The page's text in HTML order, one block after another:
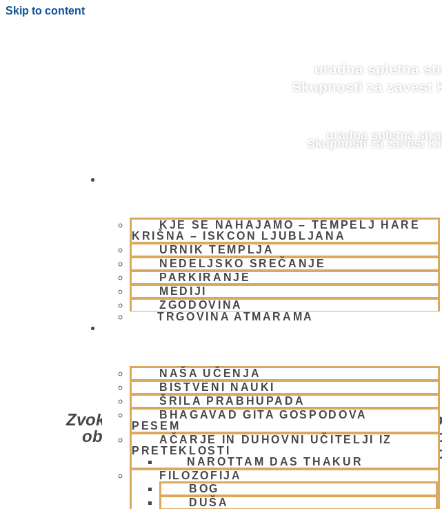
Skip to content
uradna spletna
Skupnosti za zavest
uradna spletna
Skupnosti za zavest
KJE SE NAHAJAMO – TEMPELJ HARE
KRIŠNA – ISKCON LJUBLJANA
URNIK TEMPLJA
NEDELJSKO SREČANJE
PARKIRANJE
MEDIJI
ZGODOVINA
TRGOVINA ATMARAMA
NAŠA UČENJA
BISTVENI NAUKI
ŠRILA PRABHUPADA
BHAGAVAD GITA GOSPODOVA
PESEM
AČARJE IN DUHOVNI UČITELJI IZ
PRETEKLOSTI
NAROTTAM DAS THAKUR
FILOZOFIJA
BOG
DUŠA
MEDITATIVNA GLASBA
Zvok Krišnove piščali daje esenco življenja
obnemijo v globoki očaranosti. Pavi